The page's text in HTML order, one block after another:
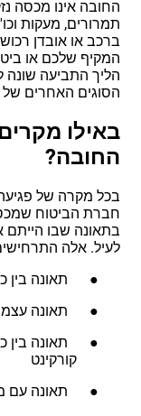
החובה אינו מכסה
תמרורים, מעקות
ברכב או אובדן
המקיף שלכם או
הליך התביעה שונה
הסוגים האחרים של
באילו
החובה?
בכל מקרה של
חברת הביטוח
בתאונה שבו
לעיל. אלה
● תאונה בין
● תאונה
● תאונה בין
קורקינט
● תאונה עם